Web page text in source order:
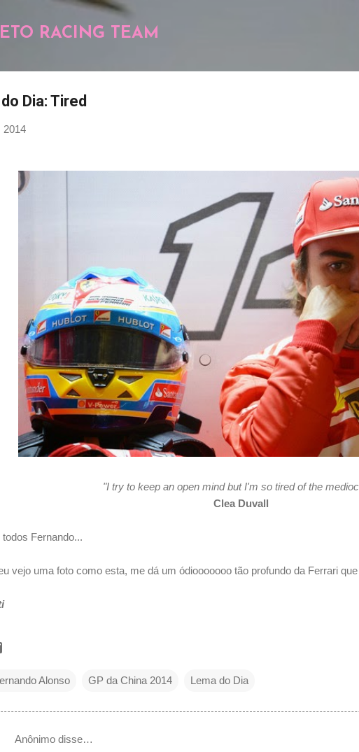
RACING TEAM
Dia: Tired
2014
"I try to keep an open mind but I'm so tired of the
Clea Duvall
Fernando...
vejo uma foto como esta, me dá um ódiooooooo tão profundo da Ferrari
Alonso GP da China 2014 Lema do Dia
Anônimo disse…